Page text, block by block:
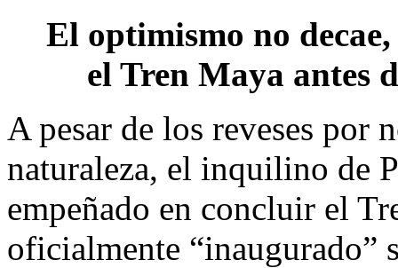
El optimismo no
el Tren Maya antes
A pesar de los reveses por
naturaleza, el inquilino de
empeñado en concluir el
oficialmente “inaugurado”